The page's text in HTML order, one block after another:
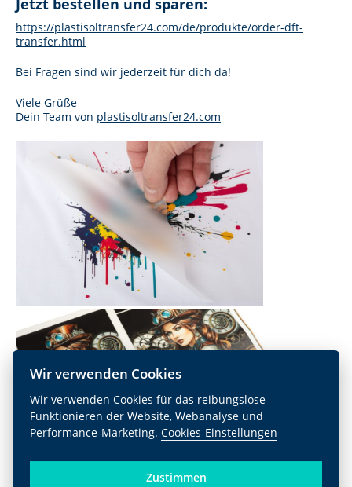
https://plastisoltransfer24.com/de/produkte/order-dft-
transfer.html
Bei Fragen sind wir jederzeit für dich da!
Viele Grüße
Dein Team von plastisoltransfer24.com
Wir verwenden Cookies
Wir verwenden Cookies für das reibungslose
Funktionieren der Website, Webanalyse und
Performance-Marketing.Cookies-Einstellungen
Zustimmen